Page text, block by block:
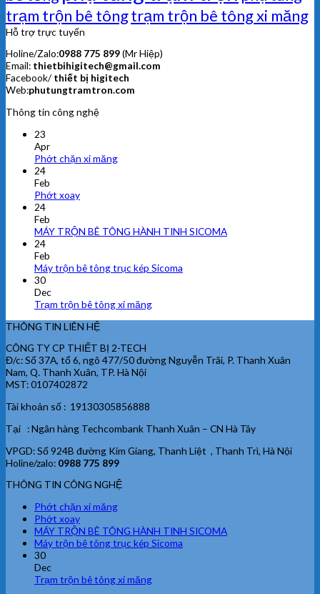
trạm trộn bê tôngtrạm trộn bê tông xi măng
Hỗ trợ trực tuyến
Holine/Zalo:0988 775 899(Mr Hiệp)
Email: thietbihigitech@gmail.com
Facebook/ thiết bị higitech
Web:phutungtramtron.com
Thông tin công nghệ
23
Apr
Phớt chặn xi măng
24
Feb
Phớt xoay
24
Feb
MÁY TRỘN BÊ TÔNG HÀNH TINH SICOMA
24
Feb
Máy trộn bê tông trục kép Sicoma
30
Dec
Trạm trộn bê tông xi măng
THÔNG TIN LIÊN HỆ
CÔNG TY CP THIẾT BỊ 2-TECH
Đ/c: Số 37A, tổ 6, ngõ 477/50 đường Nguyễn Trãi, P. Thanh Xuân
Nam, Q. Thanh Xuân, TP. Hà Nội
MST: 0107402872
Tài khoản số : 19130305856888
Tại : Ngân hàng Techcombank Thanh Xuân – CN Hà Tây
VPGD: Số 924B đường Kim Giang, Thanh Liệt , Thanh Trì, Hà Nội
Holine/zalo: 0988 775 899
THÔNG TIN CÔNG NGHỆ
Phớt chặn xi măng
Phớt xoay
MÁY TRỘN BÊ TÔNG HÀNH TINH SICOMA
Máy trộn bê tông trục kép Sicoma
30
Dec
Trạm trộn bê tông xi măng